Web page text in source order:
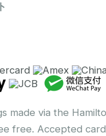
made via the
free. Accepted